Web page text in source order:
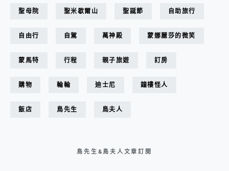
聖母院 聖米歇爾山 聖誕節 自助旅行
自由行 自駕 萬神殿 蒙娜麗莎的微笑
蒙馬特 行程 親子旅遊 訂房
購物 輪輪 迪士尼 鐘樓怪人
飯店 鳥先生 鳥夫人
鳥先生&鳥夫人文章訂閱